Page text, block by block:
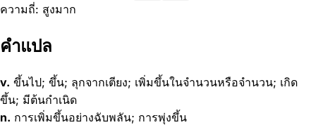
ความถี่: สูงมาก
คำแปล
v. ขึ้นไป; ขึ้น; ลุกจากเตียง; เพิ่มขึ้นในจำนวนหรือจำนวน; เกิด
ขึ้น; มีต้นกำเนิด
n. การเพิ่มขึ้นอย่างฉับพลัน; การพุ่งขึ้น